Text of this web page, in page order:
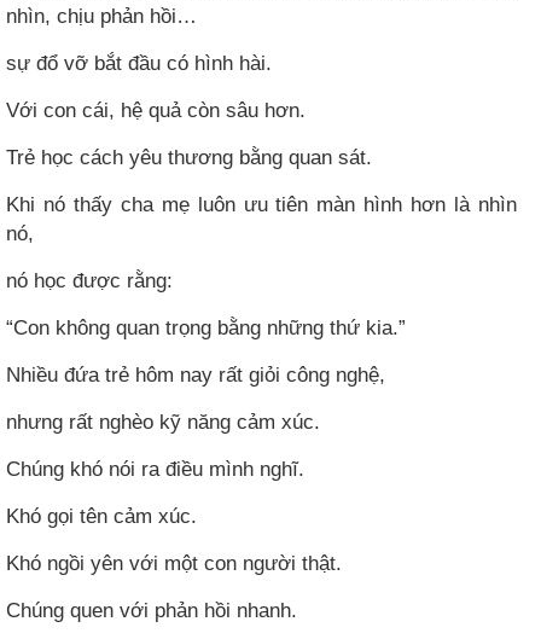
nhìn, chịu phản hồi…
sự đổ vỡ bắt đầu có hình hài.
Với con cái, hệ quả còn sâu hơn.
Trẻ học cách yêu thương bằng quan sát.
Khi nó thấy cha mẹ luôn ưu tiên màn hình hơn là nhìn
nó,
nó học được rằng:
“Con không quan trọng bằng những thứ kia.”
Nhiều đứa trẻ hôm nay rất giỏi công nghệ,
nhưng rất nghèo kỹ năng cảm xúc.
Chúng khó nói ra điều mình nghĩ.
Khó gọi tên cảm xúc.
Khó ngồi yên với một con người thật.
Chúng quen với phản hồi nhanh.